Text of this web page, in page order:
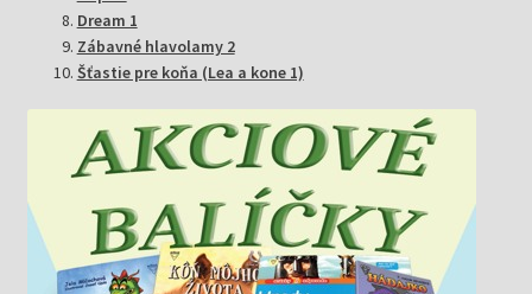
Dream 1
Zábavné hlavolamy 2
Šťastie pre koňa (Lea a kone 1)